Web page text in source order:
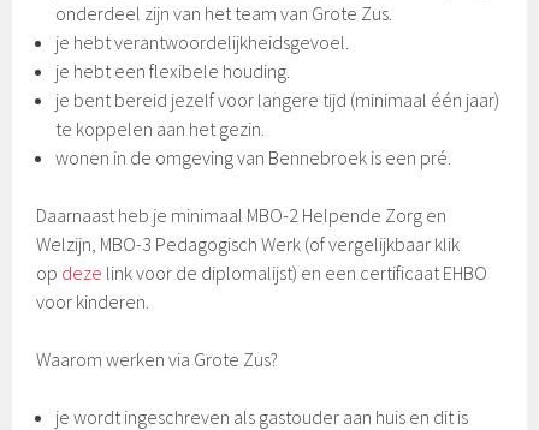
onderdeel zijn van het team van Grote Zus.
je hebt verantwoordelijkheidsgevoel.
je hebt een flexibele houding.
je bent bereid jezelf voor langere tijd (minimaal één jaar)
te koppelen aan het gezin.
wonen in de omgeving van Bennebroek is een pré.
Daarnaast heb je minimaal MBO-2 Helpende Zorg en
Welzijn, MBO-3 Pedagogisch Werk (of vergelijkbaar klik
op deze link voor de diplomalijst) en een certificaat EHBO
voor kinderen.
Waarom werken via Grote Zus?
je wordt ingeschreven als gastouder aan huis en dit is